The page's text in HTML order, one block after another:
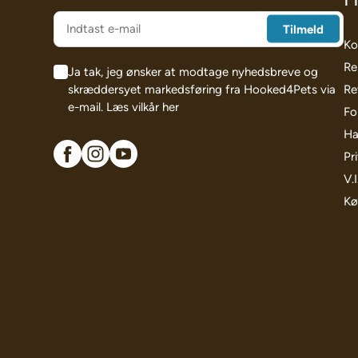
Ja tak, jeg ønsker at modtage nyhedsbreve og
skræddersyet markedsføring fra Hooked4Pets via
e-mail. Læs vilkår her